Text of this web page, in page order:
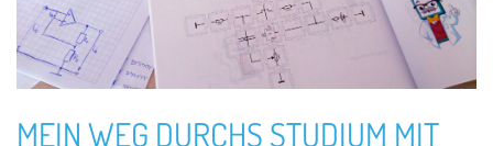
MEIN WEG DURCHS STUDIUM MIT